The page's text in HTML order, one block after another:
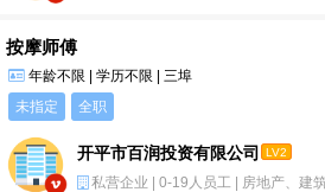
按摩师傅
年龄不限 | 学历不限 | 三埠
未指定
全职
开平市百润投资有限公司 LV2
私营企业 | 0-19人员工 | 房地产、建